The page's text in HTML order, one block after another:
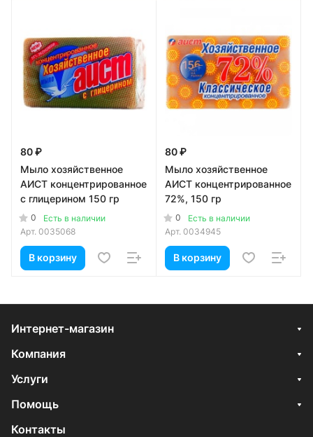
80 ₽
Мыло хозяйственное
АИСТ концентрированное
с глицерином 150 гр
0
Есть в наличии
Арт. 0035068
В корзину
80 ₽
Мыло хозяйственное
АИСТ концентрированное
72%, 150 гр
0
Есть в наличии
Арт. 0034945
В корзину
Интернет-магазин
Компания
Услуги
Помощь
Контакты